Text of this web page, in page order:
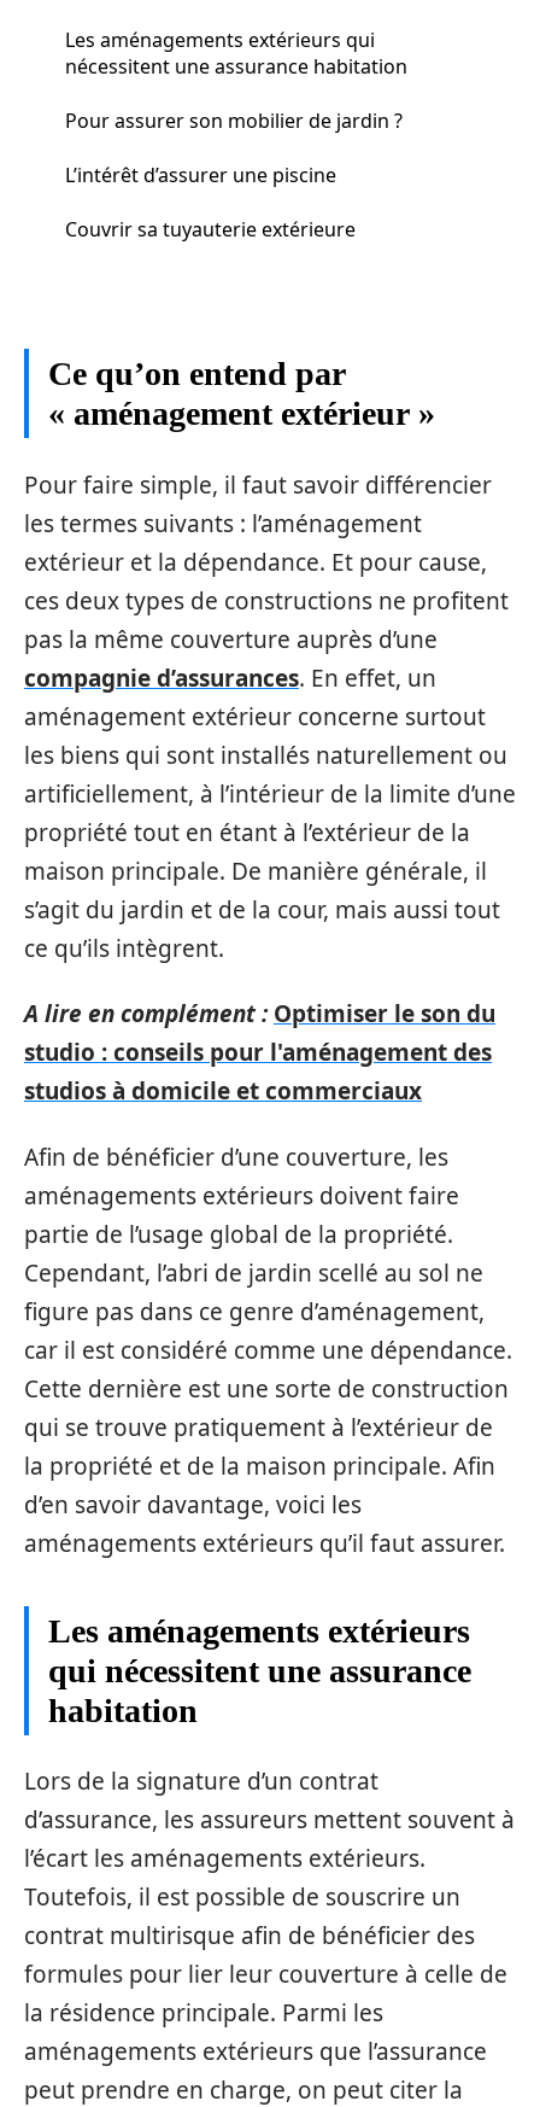
Les aménagements extérieurs qui
nécessitent une assurance habitation
Pour assurer son mobilier de jardin ?
L’intérêt d’assurer une piscine
Couvrir sa tuyauterie extérieure
Ce qu’on entend par
« aménagement extérieur »
Pour faire simple, il faut savoir différencier
les termes suivants : l’aménagement
extérieur et la dépendance. Et pour cause,
ces deux types de constructions ne profitent
pas la même couverture auprès d’une
compagnie d’assurances. En effet, un
aménagement extérieur concerne surtout
les biens qui sont installés naturellement ou
artificiellement, à l’intérieur de la limite d’une
propriété tout en étant à l’extérieur de la
maison principale. De manière générale, il
s’agit du jardin et de la cour, mais aussi tout
ce qu’ils intègrent.
A lire en complément : Optimiser le son du
studio : conseils pour l'aménagement des
studios à domicile et commerciaux
Afin de bénéficier d’une couverture, les
aménagements extérieurs doivent faire
partie de l’usage global de la propriété.
Cependant, l’abri de jardin scellé au sol ne
figure pas dans ce genre d’aménagement,
car il est considéré comme une dépendance.
Cette dernière est une sorte de construction
qui se trouve pratiquement à l’extérieur de
la propriété et de la maison principale. Afin
d’en savoir davantage, voici les
aménagements extérieurs qu’il faut assurer.
Les aménagements extérieurs
qui nécessitent une assurance
habitation
Lors de la signature d’un contrat
d’assurance, les assureurs mettent souvent à
l’écart les aménagements extérieurs.
Toutefois, il est possible de souscrire un
contrat multirisque afin de bénéficier des
formules pour lier leur couverture à celle de
la résidence principale. Parmi les
aménagements extérieurs que l’assurance
peut prendre en charge, on peut citer la